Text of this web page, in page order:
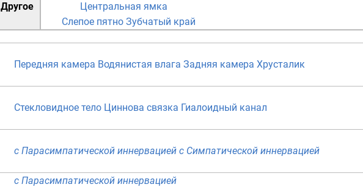
Другое
Центральная ямка
Слепое пятно Зубчатый край
Передняя камера Водянистая влага Задняя камера Хрусталик
Стекловидное тело Циннова связка Гиалоидный канал
с Парасимпатической иннервацией с Симпатической иннервацией
с Парасимпатической иннервацией